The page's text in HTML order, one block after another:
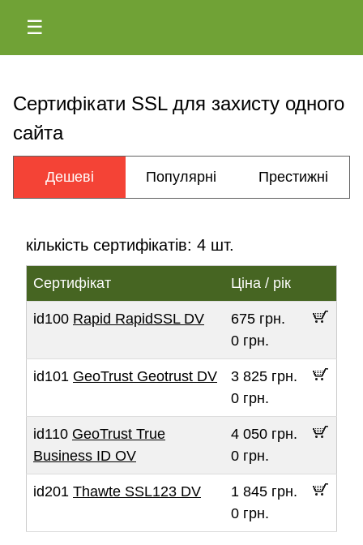
☰
Сертифікати SSL для захисту одного
сайта
Дешеві Популярні Престижні
кількість сертифікатів: 4 шт.
Сертифікат Ціна / рік
id100 Rapid RapidSSL DV
675 грн.
0 грн.
id101 GeoTrust Geotrust DV
3 825 грн.
0 грн.
id110 GeoTrust True
Business ID OV
4 050 грн.
0 грн.
id201 Thawte SSL123 DV
1 845 грн.
0 грн.